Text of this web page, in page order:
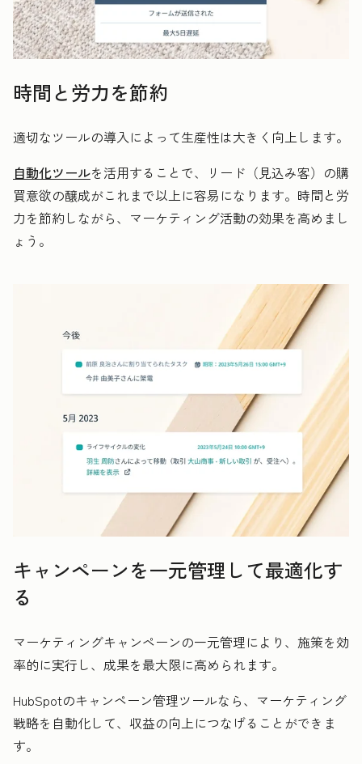
時間と労力を節約
適切なツールの導入によって生産性は大きく向上します。
自動化ツールを活用することで、リード（見込み客）の購
買意欲の醸成がこれまで以上に容易になります。時間と労
力を節約しながら、マーケティング活動の効果を高めまし
ょう。
キャンペーンを一元管理して最適化す
る
マーケティングキャンペーンの一元管理により、施策を効
率的に実行し、成果を最大限に高められます。
HubSpotのキャンペーン管理ツールなら、マーケティング
戦略を自動化して、収益の向上につなげることができま
す。